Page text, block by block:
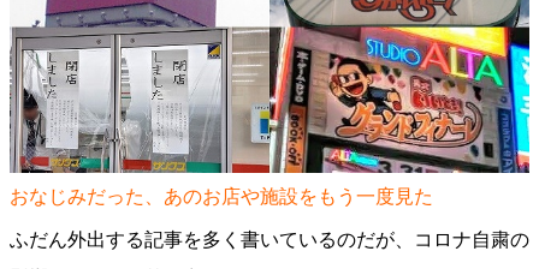
おなじみだった、あのお店や施設をもう一度見た
ふだん外出する記事を多く書いているのだが、コロナ自粛の